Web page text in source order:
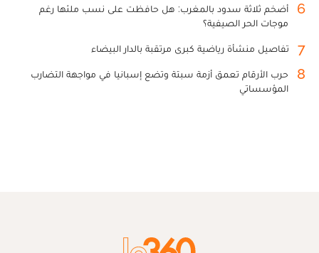
6
أضخم ثلاثة سدود بالمغرب: هل حافظت على نسب ملئها رغم
موجات الحر الصيفية؟
7 تفاصيل منشأة رياضية كبرى مرتقبة بالدار البيضاء
8
حرب الأرقام تعمق أزمة سبتة وتضع إسبانيا في مواجهة التضارب
المؤسساتي